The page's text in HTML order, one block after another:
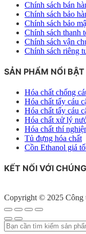
Chính sách bán
Chính sách bảo
Chính sách bảo
Chính sách thanh
Chính sách vận
Chính sách riêng
SẢN PHẨM NỔI BẬT
Hóa chất chống
Hóa chất tẩy cáu
Hóa chất tẩy cáu
Hóa chất xử lý
Hóa chất thí
Tủ đựng hóa chất
Cồn Ethanol giá
KẾT NỐI VỚI
Copyright © 2025 Công